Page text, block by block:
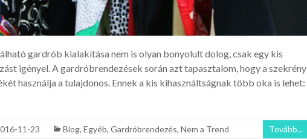
gardrób kialakítása nem is olyan bonyolult dolog, csak egy kis
igényel. A gardróbrendezések során azt tapasztalom, hogy a szekrény
használja a tulajdonos. Ennek a kis kihasználtságnak több oka is lehet:
11-23 Blog, Egyéb, Gardróbrendezés, Nem a Trend Tovább...